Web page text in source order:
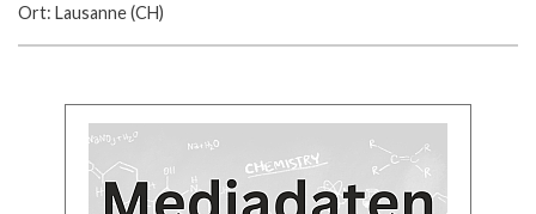
Ort: Lausanne (CH)